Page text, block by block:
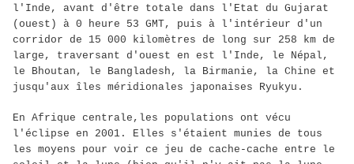
l'Inde, avant d'être totale dans l'Etat du Gujarat
(ouest) à 0 heure 53 GMT, puis à l'intérieur d'un
corridor de 15 000 kilomètres de long sur 258 km de
large, traversant d'ouest en est l'Inde, le Népal,
le Bhoutan, le Bangladesh, la Birmanie, la Chine et
jusqu'aux îles méridionales japonaises Ryukyu.
En Afrique centrale,les populations ont vécu
l'éclipse en 2001. Elles s'étaient munies de tous
les moyens pour voir ce jeu de cache-cache entre le